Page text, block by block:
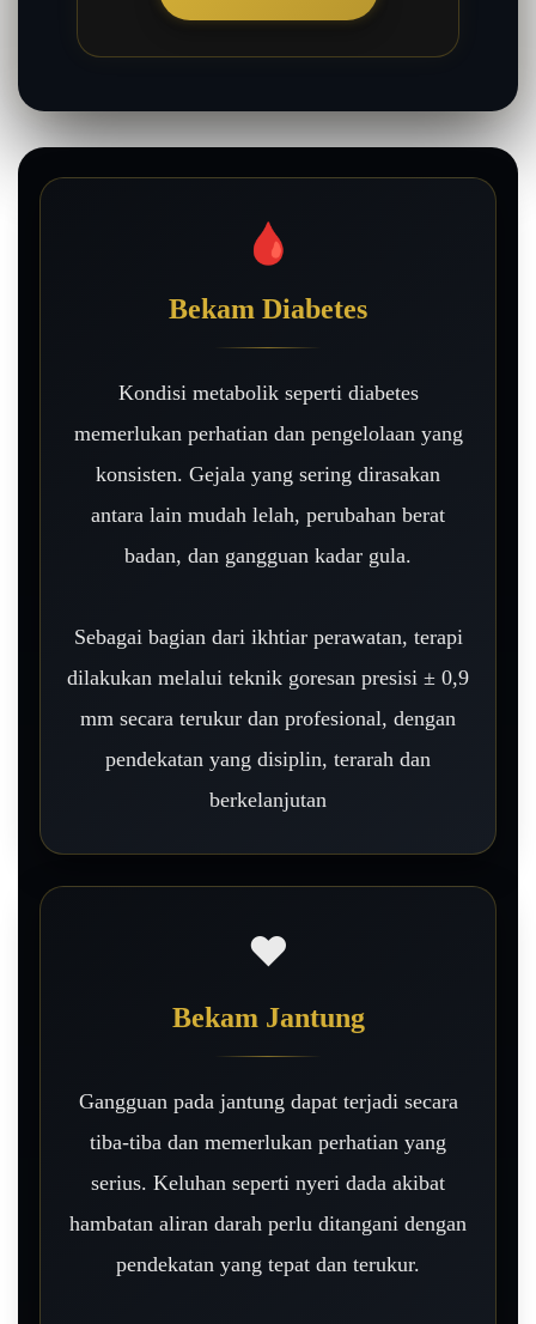
🩸
Bekam Diabetes
Kondisi metabolik seperti diabetes
memerlukan perhatian dan pengelolaan yang
konsisten. Gejala yang sering dirasakan
antara lain mudah lelah, perubahan berat
badan, dan gangguan kadar gula.
Sebagai bagian dari ikhtiar perawatan, terapi
dilakukan melalui teknik goresan presisi ± 0,9
mm secara terukur dan profesional, dengan
pendekatan yang disiplin, terarah dan
berkelanjutan
❤️
Bekam Jantung
Gangguan pada jantung dapat terjadi secara
tiba-tiba dan memerlukan perhatian yang
serius. Keluhan seperti nyeri dada akibat
hambatan aliran darah perlu ditangani dengan
pendekatan yang tepat dan terukur.